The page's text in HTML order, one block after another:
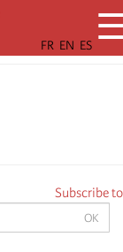
تجاوز
إلى
المحتوى
OK
Subscribe to